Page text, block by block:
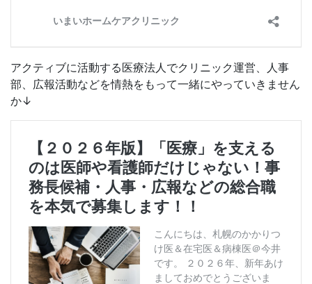
アクティブに活動する医療法人でクリニック運営、人事
部、広報活動などを情熱をもって一緒にやっていきません
か↓